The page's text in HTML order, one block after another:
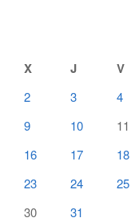
X J V
2 3 4
9 10 11
16 17 18
23 24 25
30 31